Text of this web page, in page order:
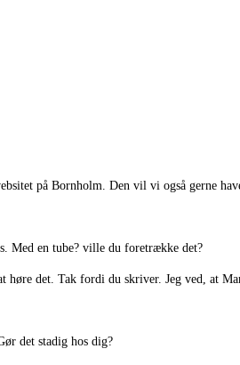
på Bornholm. Den vil vi også gerne
Med en tube? ville du foretrække det?
det. Tak fordi du skriver. Jeg ved, at
det stadig hos dig?